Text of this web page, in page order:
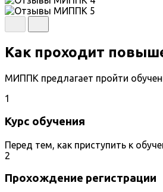
Как проходит
МИППК предлагает пройти
1
Курс обучения
Перед тем, как приступить к
2
Прохождение регистрации